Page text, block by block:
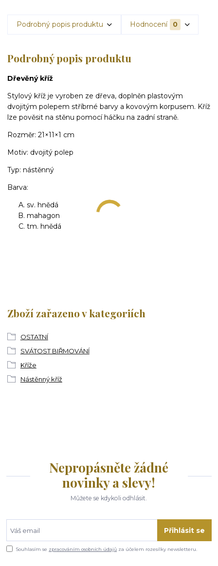
Podrobný popis produktu Hodnocení 0
Podrobný popis produktu
Dřevěný kříž
Stylový kříž je vyroben ze dřeva, doplněn plastovým
dvojitým polepem stříbrné barvy a kovovým korpusem. Kříž
lze pověsit na stěnu pomocí háčku na zadní straně.
Rozměr: 21×11×1 cm
Motiv: dvojitý polep
Typ: nástěnný
Barva:
sv. hnědá
mahagon
tm. hnědá
Zboží zařazeno v kategoriích
OSTATNÍ
SVÁTOST BIŘMOVÁNÍ
Kříže
Nástěnný kříž
Nepropásněte žádné
novinky a slevy!
Můžete se kdykoli odhlásit.
Přihlásit se
Souhlasím se zpracováním osobních údajů za účelem rozesílky newsletteru.